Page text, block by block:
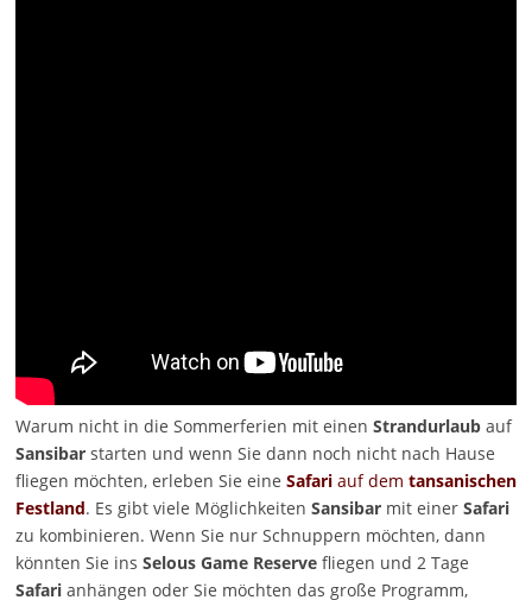
Warum nicht in die Sommerferien mit einen Strandurlaubauf
Sansibarstarten und wenn Sie dann noch nicht nach Hause
fliegen möchten, erleben Sie eine Safariauf dem tansanischen
Festland. Es gibt viele Möglichkeiten Sansibarmit einer Safari
zu kombinieren. Wenn Sie nur Schnuppern möchten, dann
könnten Sie ins Selous Game Reserve fliegen und 2 Tage
Safarianhängen oder Sie möchten das große Programm,